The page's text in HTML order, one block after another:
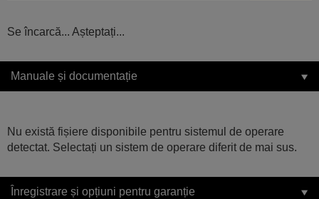
Se încarcă... Așteptați...
Manuale și documentație
Nu există fișiere disponibile pentru sistemul de operare
detectat. Selectați un sistem de operare diferit de mai sus.
Înregistrare și opțiuni pentru garanție